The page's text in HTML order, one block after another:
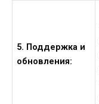
5. Поддержка и
обновления: